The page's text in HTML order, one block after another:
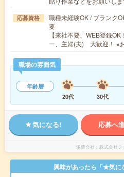
応募資格
職種未経験OK / ブランク
要
【来社不要、WEB登録
ー、主婦(夫) 大歓迎！ ※
職場の雰囲気
年齢層
20代
30代
気になる! 応募へ
派遣会社 株式会社テ
興味があったら「★気に